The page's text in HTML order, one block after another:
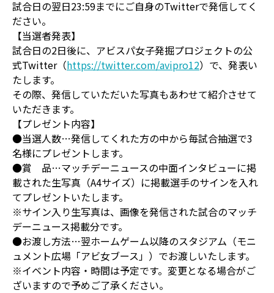
試合日の翌日23:59までにご自身のTwitterで発信してく
ださい。
【当選者発表】
試合日の2日後に、アビスパ女子発掘プロジェクトの公
式Twitter（https://twitter.com/avipro12）で、発表い
たします。
その際、発信していただいた写真もあわせて紹介させて
いただきます。
【プレゼント内容】
●当選人数…発信してくれた方の中から毎試合抽選で3
名様にプレゼントします。
●賞 品…マッチデーニュースの中面インタビューに掲
載された生写真（A4サイズ）に掲載選手のサインを入れ
てプレゼントいたします。
※サイン入り生写真は、画像を発信された試合のマッチ
デーニュース掲載分です。
●お渡し方法…翌ホームゲーム以降のスタジアム（モニ
ュメント広場「アビ女ブース」）でお渡しいたします。
※イベント内容・時間は予定です。変更となる場合がご
ざいますので予めご了承ください。